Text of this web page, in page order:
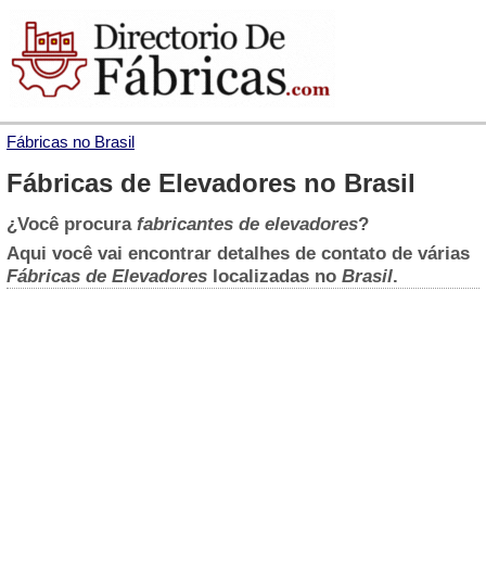
Fábricas no Brasil
Fábricas de Elevadores no Brasil
¿Você procura fabricantes de elevadores?
Aqui você vai encontrar detalhes de contato de várias
Fábricas de Elevadores localizadas no Brasil.